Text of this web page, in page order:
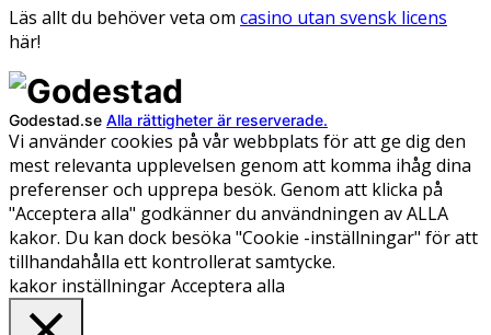
Läs allt du behöver veta om casino utan svensk licens
här!
Godestad.se Alla rättigheter är reserverade.
Vi använder cookies på vår webbplats för att ge dig den
mest relevanta upplevelsen genom att komma ihåg dina
preferenser och upprepa besök. Genom att klicka på
"Acceptera alla" godkänner du användningen av ALLA
kakor. Du kan dock besöka "Cookie -inställningar" för att
tillhandahålla ett kontrollerat samtycke.
kakor inställningar Acceptera alla